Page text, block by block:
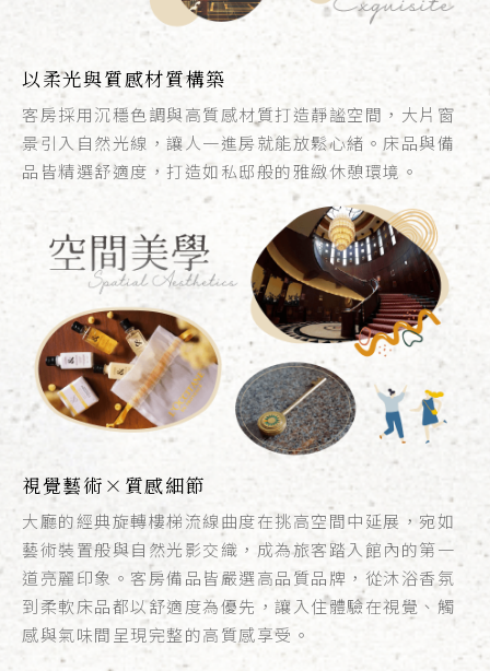
以柔光與質感材質構築
客房採用沉穩色調與高質感材質打造靜謐空間，大片窗
景引入自然光線，讓人一進房就能放鬆心緒。床品與備
品皆精選舒適度，打造如私邸般的雅緻休憩環境。
視覺藝術×質感細節
大廳的經典旋轉樓梯流線曲度在挑高空間中延展，宛如
藝術裝置般與自然光影交織，成為旅客踏入館內的第一
道亮麗印象。客房備品皆嚴選高品質品牌，從沐浴香氛
到柔軟床品都以舒適度為優先，讓入住體驗在視覺、觸
感與氣味間呈現完整的高質感享受。